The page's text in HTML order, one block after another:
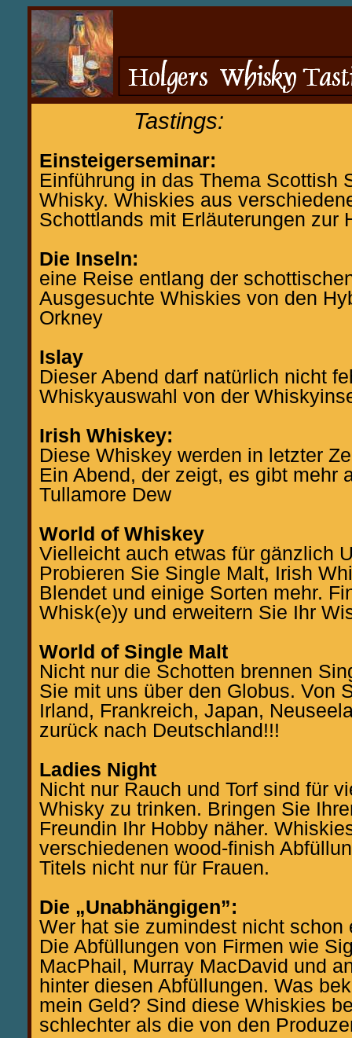
Tastings:
Einsteigerseminar:
Einführung in das Thema Scottish
Whisky. Whiskies aus
Schottlands mit Erläuterungen zur
Die Inseln:
eine Reise entlang der
Ausgesuchte Whiskies von den
Orkney
Islay
Dieser Abend darf natürlich nicht
Whiskyauswahl von der
Irish Whiskey:
Diese Whiskey werden in letzter
Ein Abend, der zeigt, es gibt mehr
Tullamore Dew
World of Whiskey
Vielleicht auch etwas für gänzlich
Probieren Sie Single Malt, Irish
Blendet und einige Sorten mehr.
Whisk(e)y und erweitern Sie Ihr
World of Single Malt
Nicht nur die Schotten brennen
Sie mit uns über den Globus. Von
Irland, Frankreich, Japan,
zurück nach Deutschland!!!
Ladies Night
Nicht nur Rauch und Torf sind für
Whisky zu trinken. Bringen Sie
Freundin Ihr Hobby näher.
verschiedenen wood-finish
Titels nicht nur für Frauen.
Die „Unabhängigen”:
Wer hat sie zumindest nicht schon
Die Abfüllungen von Firmen wie
MacPhail, Murray MacDavid und
hinter diesen Abfüllungen. Was
mein Geld? Sind diese Whiskies
schlechter als die von den